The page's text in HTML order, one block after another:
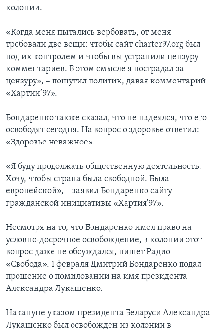
колонии.
«Когда меня пытались вербовать, от меня
требовали две вещи: чтобы сайт charter97.org был
под их контролем и чтобы вы устранили цензуру
комментариев. В этом смысле я пострадал за
цензуру», – пошутил политик, давая комментарий
«Хартии’97».
Бондаренко также сказал, что не надеялся, что его
освободят сегодня. На вопрос о здоровье ответил:
«Здоровье неважное».
«Я буду продолжать общественную деятельность.
Хочу, чтобы страна была свободной. Была
европейской», – заявил Бондаренко сайту
гражданской инициативы «Хартия'97».
Несмотря на то, что Бондаренко имел право на
условно-досрочное освобождение, в колонии этот
вопрос даже не обсуждался, пишет Радио
«Свобода». 1 февраля Дмитрий Бондаренко подал
прошение о помиловании на имя президента
Александра Лукашенко.
Накануне указом президента Беларуси Александра
Лукашенко был освобожден из колонии в